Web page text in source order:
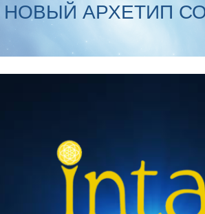
НОВЫЙ АРХЕТИП